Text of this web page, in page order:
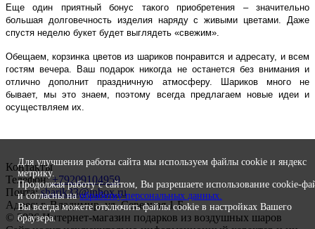
Еще один приятный бонус такого приобретения – значительно
большая долговечность изделия наряду с живыми цветами. Даже
спустя неделю букет будет выглядеть «свежим».
Обещаем, корзинка цветов из шариков понравится и адресату, и всем
гостям вечера. Ваш подарок никогда не останется без внимания и
отлично дополнит праздничную атмосферу. Шариков много не
бывает, мы это знаем, поэтому всегда предлагаем новые идеи и
осуществляем их.
Контакты
Телефон:+79209104959
Почта:sharik33@inbox.ru
Адрес: г. Владимир, ул. Северная 1 Б
© 2026 Интернет-магазин подарков из воздушных шаров
Для улучшения работы сайта мы используем файлы cookie и яндекс
метрику.
Продолжая работу с сайтом, Вы разрешаете использование cookie-
и согласны наобработку персональных данных.
Вы всегда можете отключить файлы cookie в настройках Вашего
браузера.